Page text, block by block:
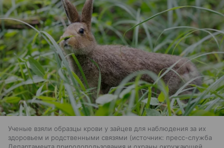
Ученые взяли образцы крови у зайцев для наблюдения за их
здоровьем и родственными связями
источник: пресс-служба